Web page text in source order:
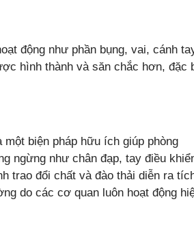
động như phần bụng, vai, cánh
hình thành và săn chắc hơn, đặc
biện pháp hữu ích giúp phòng
ngừng như chân đạp, tay điều
trao đổi chất và đào thải diễn ra
do các cơ quan luôn hoạt động